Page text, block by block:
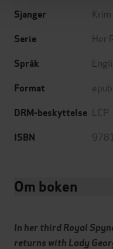
Sjanger Krim
Serie Her
Språk
Format epub
DRM-beskyttelse LCP
ISBN
Om boken
In her third Royal
returns with Lady